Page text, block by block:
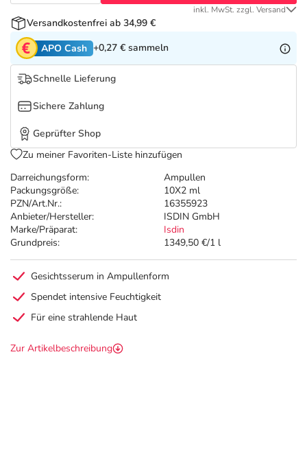
Tierapotheke
Vitamine & Mineralstoffe
Salus Deals
Darreichungsform:
Ampullen
Packungsgröße:
10X2 ml
PZN/Art.Nr.:
16355923
Anbieter/Hersteller:
ISDIN GmbH
Marke/Präparat:
Isdin
Grundpreis:
1349,50 €/1 l
inkl. MwSt. zzgl. Versand
Versandkostenfrei ab 34,99 €
APO Cash +0,27 € sammeln
Schnelle Lieferung
Sichere Zahlung
Geprüfter Shop
Zu meiner Favoriten-Liste hinzufügen
Gesichtsserum in Ampullenform
Spendet intensive Feuchtigkeit
Für eine strahlende Haut
Zur Artikelbeschreibung